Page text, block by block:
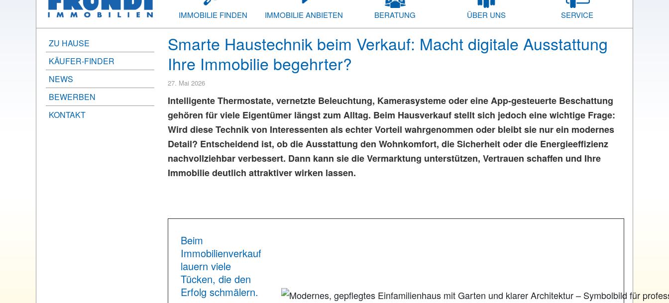
IMMOBILIE FINDEN IMMOBILIE ANBIETEN BERATUNG ÜBER UNS SERVICE
ZU HAUSE
KÄUFER-FINDER
NEWS
BEWERBEN
KONTAKT
Smarte Haustechnik beim Verkauf: Macht digitale Ausstattung
Ihre Immobilie begehrter?
27. Mai 2026
Intelligente Thermostate, vernetzte Beleuchtung, Kamerasysteme oder eine App-gesteuerte Beschattung
gehören für viele Eigentümer längst zum Alltag. Beim Hausverkauf stellt sich jedoch eine wichtige Frage:
Wird diese Technik von Interessenten als echter Vorteil wahrgenommen oder bleibt sie nur ein modernes
Detail? Entscheidend ist, ob die Ausstattung den Wohnkomfort, die Sicherheit oder die Energieeffizienz
nachvollziehbar verbessert. Dann kann sie die Vermarktung unterstützen, Vertrauen schaffen und Ihre
Immobilie deutlich attraktiver wirken lassen.
Beim
Immobilienverkauf
lauern viele
Tücken, die den
Erfolg schmälern.